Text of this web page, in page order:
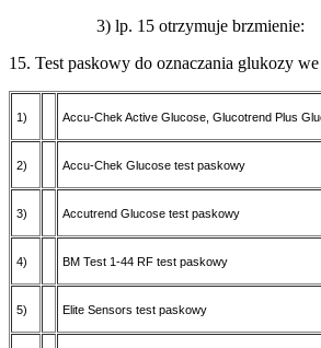
3) lp. 15 otrzymuje brzmienie:
15. Test paskowy do oznaczania glukozy
1) Accu-Chek Active Glucose, Glucotrend Plus
2) Accu-Chek Glucose test paskowy
3) Accutrend Glucose test paskowy
4) BM Test 1-44 RF test paskowy
5) Elite Sensors test paskowy